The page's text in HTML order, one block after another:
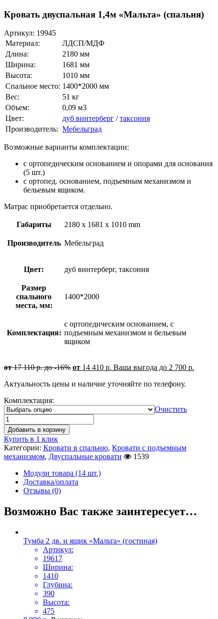
Кровать двуспальная 1,4м «Мальта» (спальня)
Артикул: 19945
Материал:
ЛДСП/МДФ
Длина:
2180 мм
Ширина:
1681 мм
Высота:
1010 мм
Спальное место: 1400*2000 мм
Вес:
51 кг
Объем:
0,09 м3
Цвет:
дуб винтерберг /таксония
Производитель: Мебельград
Возможные варианты комплектации:
с ортопедическим основанием и опорами для основания
(5 шт.)
с ортопед. основанием, подъемным механизмом и
бельевым ящиком.
Матрас приобретается отдельно.
Габариты 2180 x 1681 x 1010 mm
Производитель Мебельград
Цвет: дуб винтерберг, таксония
Размер
спального
места, мм:
1400*2000
Комплектация:
с ортопедическим основанием, с
подъемным механизмом и бельевым
ящиком
от 17 110р. до -16% от 14 410 р. Ваша выгода до 2 700 р.
Актуальность цены и наличие уточняйте по телефону.
Комплектация:
Очистить
Добавить в корзину
Купить в 1 клик
Категории: Кровати в спальню, Кровати с подъемным
механизмом, Двуспальные кровати
1539
Модули товара (14 шт.)
Доставка/оплата
Отзывы (0)
Возможно Вас также заинтересует…
Тумба 2 дв. и ящик «Мальта» (гостиная)
Артикул:
19617
Ширина:
1410
Глубина:
390
Высота:
475